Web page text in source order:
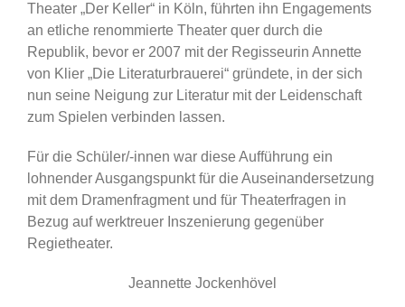
Theater „Der Keller“ in Köln, führten ihn Engagements
an etliche renommierte Theater quer durch die
Republik, bevor er 2007 mit der Regisseurin Annette
von Klier „Die Literaturbrauerei“ gründete, in der sich
nun seine Neigung zur Literatur mit der Leidenschaft
zum Spielen verbinden lassen.
Für die Schüler/-innen war diese Aufführung ein
lohnender Ausgangspunkt für die Auseinandersetzung
mit dem Dramenfragment und für Theaterfragen in
Bezug auf werktreuer Inszenierung gegenüber
Regietheater.
Jeannette Jockenhövel